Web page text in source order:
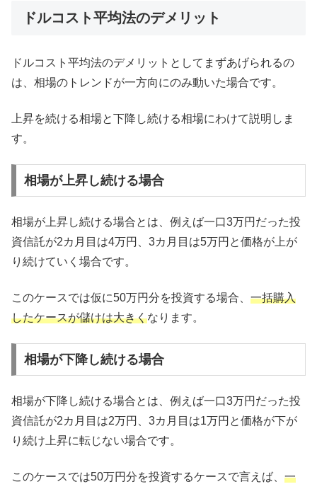
ドルコスト平均法のデメリット
ドルコスト平均法のデメリットとしてまずあげられるの
は、相場のトレンドが一方向にのみ動いた場合です。
上昇を続ける相場と下降し続ける相場にわけて説明しま
す。
相場が上昇し続ける場合
相場が上昇し続ける場合とは、例えば一口3万円だった投
資信託が2カ月目は4万円、3カ月目は5万円と価格が上が
り続けていく場合です。
このケースでは仮に50万円分を投資する場合、 一括購入
したケースが儲けは大きくなります。
相場が下降し続ける場合
相場が下降し続ける場合とは、例えば一口3万円だった投
資信託が2カ月目は2万円、3カ月目は1万円と価格が下が
り続け上昇に転じない場合です。
このケースでは50万円分を投資するケースで言えば、 一